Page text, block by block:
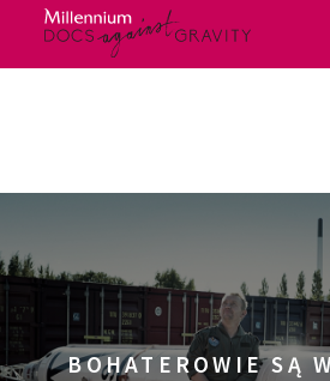
BOHATEROWIE SĄ